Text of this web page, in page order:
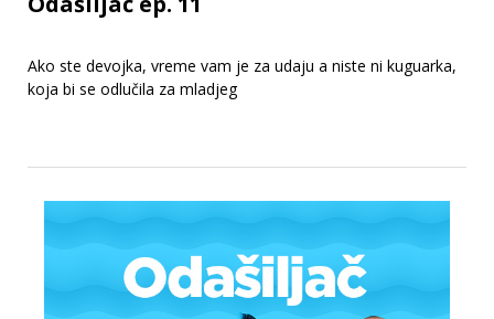
Ako ste devojka, vreme vam je za udaju a niste ni kuguarka,
koja bi se odlučila za mladjeg